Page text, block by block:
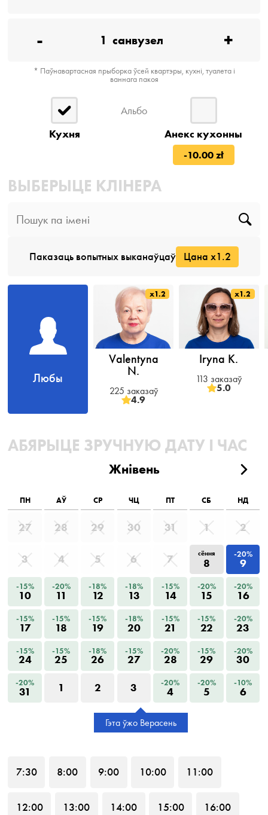
- 1 санвузел +
* Паўнавартасная прыборка ўсей квартэры, кухні, туалета і
ваннага пакоя
Кухня
Альбо
Анекс кухонны
-10.00 zł
ВЫБЕРЫЦЕ КЛІНЕРА
Паказаць вопытных выканаўцаў Цана x1.2
Любы
x1.2
Valentyna
N.
225 заказаў
4.9
x1.2
Iryna K.
113 заказаў
5.0
АБЯРЫЦЕ ЗРУЧНУЮ ДАТУ І ЧАС
Жнівень
ПН АЎ СР ЧЦ ПТ СБ НД
27 28 29 30 31 1 2
3 4 5 6 7 сёння
8
-20%
9
-15%
10
-20%
11
-18%
12
-18%
13
-15%
14
-20%
15
-20%
16
-15%
17
-15%
18
-15%
19
-18%
20
-15%
21
-15%
22
-20%
23
-15%
24
-15%
25
-18%
26
-15%
27
-20%
28
-15%
29
-20%
30
-20%
31 1 2 3 -20%
4
-20%
5
-10%
6
Гэта ўжо Верасень
7:30 8:00 9:00 10:00 11:00
12:00 13:00 14:00 15:00 16:00